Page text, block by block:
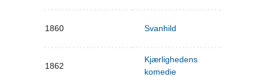
1860 Svanhild
1862
Kjærlighedens
komedie